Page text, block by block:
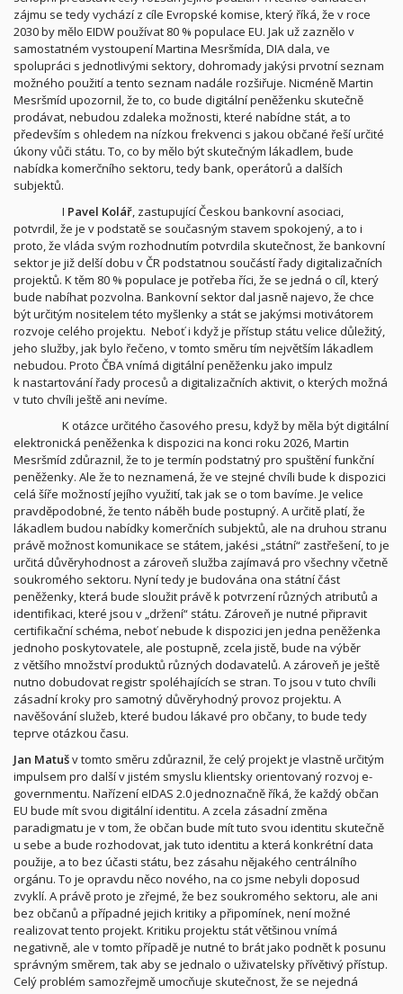
zájmu se tedy vychází z cíle Evropské komise, který říká, že v roce
2030 by mělo EIDW používat 80 % populace EU. Jak už zaznělo v
samostatném vystoupení Martina Mesršmída, DIA dala, ve
spolupráci s jednotlivými sektory, dohromady jakýsi prvotní seznam
možného použití a tento seznam nadále rozšiřuje. Nicméně Martin
Mesršmíd upozornil, že to, co bude digitální peněženku skutečně
prodávat, nebudou zdaleka možnosti, které nabídne stát, a to
především s ohledem na nízkou frekvenci s jakou občané řeší určité
úkony vůči státu. To, co by mělo být skutečným lákadlem, bude
nabídka komerčního sektoru, tedy bank, operátorů a dalších
subjektů.
I Pavel Kolář, zastupující Českou bankovní asociaci,
potvrdil, že je v podstatě se současným stavem spokojený, a to i
proto, že vláda svým rozhodnutím potvrdila skutečnost, že bankovní
sektor je již delší dobu v ČR podstatnou součástí řady digitalizačních
projektů. K těm 80 % populace je potřeba říci, že se jedná o cíl, který
bude nabíhat pozvolna. Bankovní sektor dal jasně najevo, že chce
být určitým nositelem této myšlenky a stát se jakýmsi motivátorem
rozvoje celého projektu. Neboť i když je přístup státu velice důležitý,
jeho služby, jak bylo řečeno, v tomto směru tím největším lákadlem
nebudou. Proto ČBA vnímá digitální peněženku jako impulz
k nastartování řady procesů a digitalizačních aktivit, o kterých možná
v tuto chvíli ještě ani nevíme.
K otázce určitého časového presu, když by měla být digitální
elektronická peněženka k dispozici na konci roku 2026, Martin
Mesršmíd zdůraznil, že to je termín podstatný pro spuštění funkční
peněženky. Ale že to neznamená, že ve stejné chvíli bude k dispozici
celá šíře možností jejího využití, tak jak se o tom bavíme. Je velice
pravděpodobné, že tento náběh bude postupný. A určitě platí, že
lákadlem budou nabídky komerčních subjektů, ale na druhou stranu
právě možnost komunikace se státem, jakési „státní“ zastřešení, to je
určitá důvěryhodnost a zároveň služba zajímavá pro všechny včetně
soukromého sektoru. Nyní tedy je budována ona státní část
peněženky, která bude sloužit právě k potvrzení různých atributů a
identifikaci, které jsou v „držení“ státu. Zároveň je nutné připravit
certifikační schéma, neboť nebude k dispozici jen jedna peněženka
jednoho poskytovatele, ale postupně, zcela jistě, bude na výběr
z většího množství produktů různých dodavatelů. A zároveň je ještě
nutno dobudovat registr spoléhajících se stran. To jsou v tuto chvíli
zásadní kroky pro samotný důvěryhodný provoz projektu. A
navěšování služeb, které budou lákavé pro občany, to bude tedy
teprve otázkou času.
Jan Matušv tomto směru zdůraznil, že celý projekt je vlastně určitým
impulsem pro další v jistém smyslu klientsky orientovaný rozvoj e-
governmentu. Nařízení eIDAS 2.0 jednoznačně říká, že každý občan
EU bude mít svou digitální identitu. A zcela zásadní změna
paradigmatu je v tom, že občan bude mít tuto svou identitu skutečně
u sebe a bude rozhodovat, jak tuto identitu a která konkrétní data
použije, a to bez účasti státu, bez zásahu nějakého centrálního
orgánu. To je opravdu něco nového, na co jsme nebyli doposud
zvyklí. A právě proto je zřejmé, že bez soukromého sektoru, ale ani
bez občanů a případné jejich kritiky a připomínek, není možné
realizovat tento projekt. Kritiku projektu stát většinou vnímá
negativně, ale v tomto případě je nutné to brát jako podnět k posunu
správným směrem, tak aby se jednalo o uživatelsky přívětivý přístup.
Celý problém samozřejmě umocňuje skutečnost, že se nejedná